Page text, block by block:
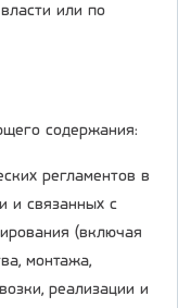
или по
содержания:
регламентов в
и связанных с
(включая
монтажа,
реализации и